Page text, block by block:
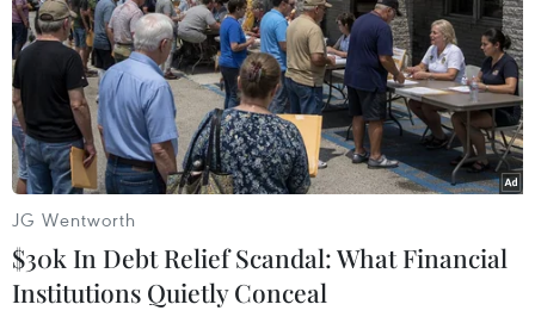
Tương tự, Georgina Downer, phụ trách bộ phận
tư vấn chiến lược và địa chính trị thuộc Tenjin
Consulting, khẳng định “sự thay đổi nhanh
chóng trong chính sách của Anh về 5G và thỏa
thuận giữa Five Eyes để thành lập D10 gồm
những nước dân chủ và chung chí hướng để
hợp tác trên lĩnh vực công nghệ 5G là một điển
hình khác về việc chính sách ngoại giao hiếu
chiến của Trung Quốc đã nhanh chóng hội tụ
quan điểm chiến lược của các nước Five Eyes
JG Wentworth
$30k In Debt Relief Scandal: What Financial
Institutions Quietly Conceal